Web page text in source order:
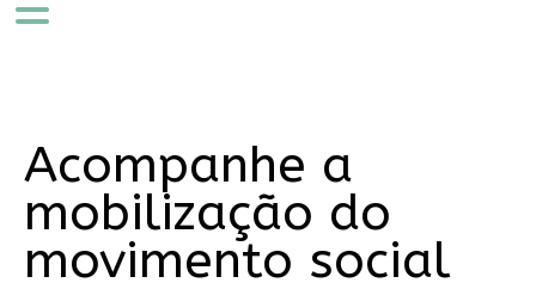
Acompanhe a
mobilização do
movimento social